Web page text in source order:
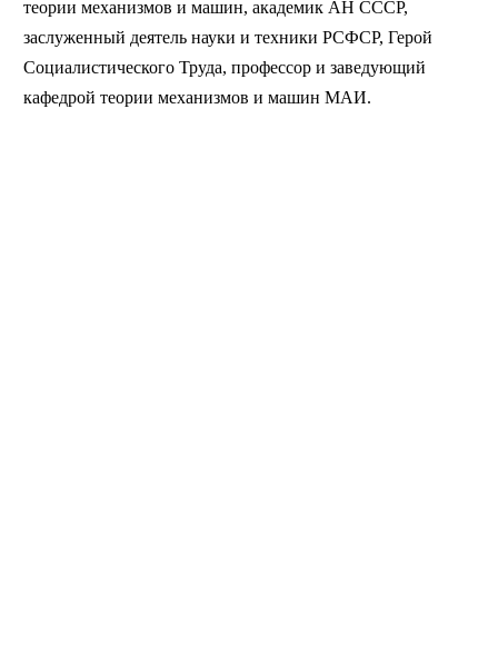
теории механизмов и машин, академик АН СССР,
заслуженный деятель науки и техники РСФСР, Герой
Социалистического Труда, профессор и заведующий
кафедрой теории механизмов и машин МАИ.